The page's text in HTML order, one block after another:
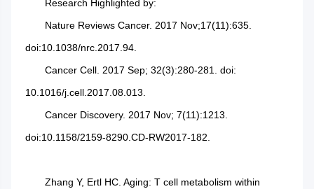
Research Highlighted by:
Nature Reviews Cancer. 2017 Nov;17(11):635.
doi:10.1038/nrc.2017.94.
Cancer Cell. 2017 Sep; 32(3):280-281. doi:
10.1016/j.cell.2017.08.013.
Cancer Discovery. 2017 Nov; 7(11):1213.
doi:10.1158/2159-8290.CD-RW2017-182.
Zhang Y, Ertl HC. Aging: T cell metabolism within